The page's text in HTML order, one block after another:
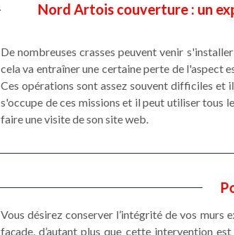
Nord Artois couverture : un
De nombreuses crasses peuvent venir
cela va entraîner une certaine perte de l'aspect
Ces opérations sont assez souvent difficiles
s'occupe de ces missions et il peut utiliser tous
faire une visite de son site web.
Vous désirez conserver l’intégrité de vos murs
façade, d’autant plus que cette intervention